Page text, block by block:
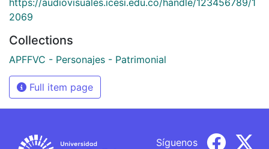
2069
Collections
APFFVC - Personajes - Patrimonial
Full item page
Síguenos